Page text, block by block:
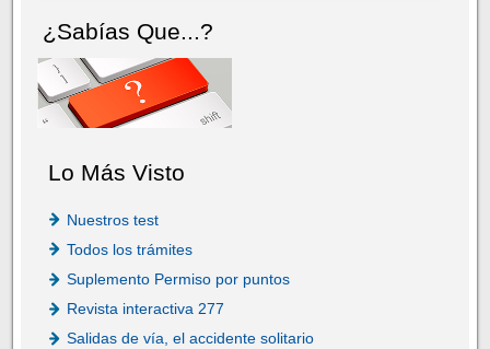
¿Sabías Que...?
Lo Más Visto
Nuestros test
Todos los trámites
Suplemento Permiso por puntos
Revista interactiva 277
Salidas de vía, el accidente solitario